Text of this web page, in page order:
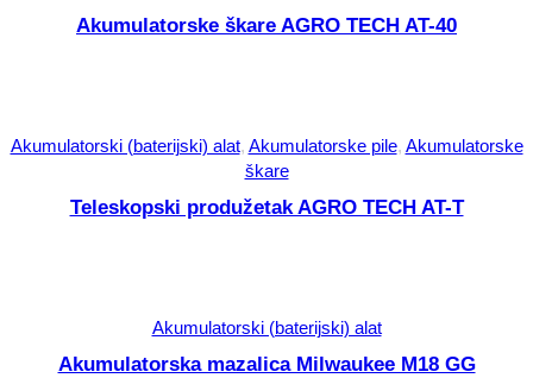
Akumulatorske škare AGRO TECH AT-40
Akumulatorski (baterijski) alat, Akumulatorske pile, Akumulatorske
škare
Teleskopski produžetak AGRO TECH AT-T
Akumulatorski (baterijski) alat
Akumulatorska mazalica Milwaukee M18 GG